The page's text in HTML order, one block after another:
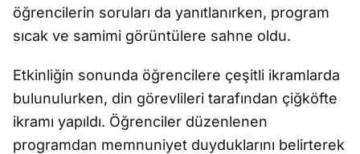
öğrencilerin soruları da yanıtlanırken, program
sıcak ve samimi görüntülere sahne oldu.
Etkinliğin sonunda öğrencilere çeşitli ikramlarda
bulunulurken, din görevlileri tarafından çiğköfte
ikramı yapıldı. Öğrenciler düzenlenen
programdan memnuniyet duyduklarını belirterek